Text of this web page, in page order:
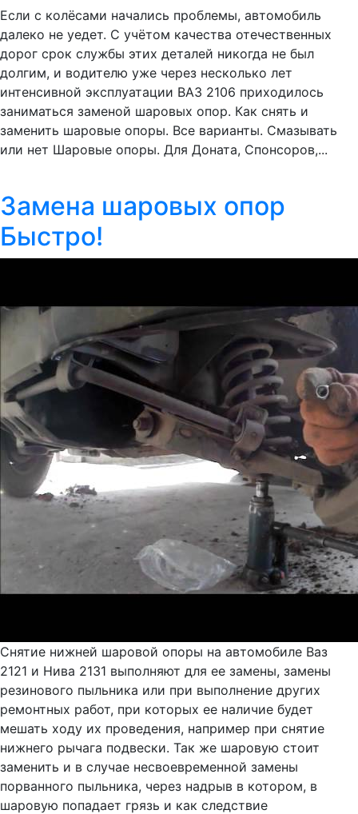
Если с колёсами начались проблемы, автомобиль
далеко не уедет. С учётом качества отечественных
дорог срок службы этих деталей никогда не был
долгим, и водителю уже через несколько лет
интенсивной эксплуатации ВАЗ 2106 приходилось
заниматься заменой шаровых опор. Как снять и
заменить шаровые опоры. Все варианты. Смазывать
или нет Шаровые опоры. Для Доната, Спонсоров,...
Замена шаровых опор
Быстро!
Снятие нижней шаровой опоры на автомобиле Ваз
2121 и Нива 2131 выполняют для ее замены, замены
резинового пыльника или при выполнение других
ремонтных работ, при которых ее наличие будет
мешать ходу их проведения, например при снятие
нижнего рычага подвески. Так же шаровую стоит
заменить и в случае несвоевременной замены
порванного пыльника, через надрыв в котором, в
шаровую попадает грязь и как следствие